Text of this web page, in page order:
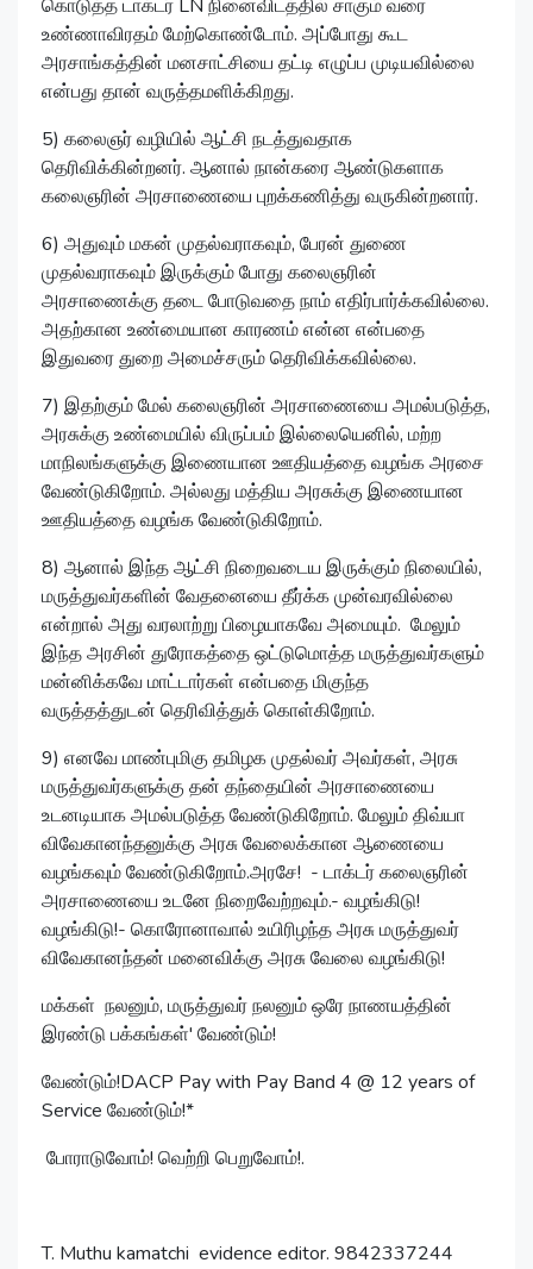
கொடுத்த டாக்டர் LN நினைவிடத்தில் சாகும் வரை
உண்ணாவிரதம் மேற்கொண்டோம். அப்போது கூட
அரசாங்கத்தின் மனசாட்சியை தட்டி எழுப்ப முடியவில்லை
என்பது தான் வருத்தமளிக்கிறது.
5) கலைஞர் வழியில் ஆட்சி நடத்துவதாக
தெரிவிக்கின்றனர். ஆனால் நான்கரை ஆண்டுகளாக
கலைஞரின் அரசாணையை புறக்கணித்து வருகின்றனார்.
6) அதுவும் மகன் முதல்வராகவும், பேரன் துணை
முதல்வராகவும் இருக்கும் போது கலைஞரின்
அரசாணைக்கு தடை போடுவதை நாம் எதிர்பார்க்கவில்லை.
அதற்கான உண்மையான காரணம் என்ன என்பதை
இதுவரை துறை அமைச்சரும் தெரிவிக்கவில்லை.
7) இதற்கும் மேல் கலைஞரின் அரசாணையை அமல்படுத்த,
அரசுக்கு உண்மையில் விருப்பம் இல்லையெனில், மற்ற
மாநிலங்களுக்கு இணையான ஊதியத்தை வழங்க அரசை
வேண்டுகிறோம். அல்லது மத்திய அரசுக்கு இணையான
ஊதியத்தை வழங்க வேண்டுகிறோம்.
8) ஆனால் இந்த ஆட்சி நிறைவடைய இருக்கும் நிலையில்,
மருத்துவர்களின் வேதனையை தீர்க்க முன்வரவில்லை
என்றால் அது வரலாற்று பிழையாகவே அமையும். மேலும்
இந்த அரசின் துரோகத்தை ஒட்டுமொத்த மருத்துவர்களும்
மன்னிக்கவே மாட்டார்கள் என்பதை மிகுந்த
வருத்தத்துடன் தெரிவித்துக் கொள்கிறோம்.
9) எனவே மாண்புமிகு தமிழக முதல்வர் அவர்கள், அரசு
மருத்துவர்களுக்கு தன் தந்தையின் அரசாணையை
உடனடியாக அமல்படுத்த வேண்டுகிறோம். மேலும் திவ்யா
விவேகானந்தனுக்கு அரசு வேலைக்கான ஆணையை
வழங்கவும் வேண்டுகிறோம்.அரசே! - டாக்டர் கலைஞரின்
அரசாணையை உடனே நிறைவேற்றவும்.- வழங்கிடு!
வழங்கிடு!- கொரோனாவால் உயிரிழந்த அரசு மருத்துவர்
விவேகானந்தன் மனைவி‌க்கு அரசு வேலை வழங்கிடு!
மக்கள் நலனும், மருத்துவர் நலனும் ஒரே நாணயத்தின்
இரண்டு பக்கங்கள்' வேண்டும்!
வேண்டும்!DACP P‍ay with Pay Band 4 @ 12 years of
Service வேண்டும்!*
போராடுவோம்! வெற்றி பெறுவோம்!.
T. Muthu kamatchi evidence editor. 9842337244